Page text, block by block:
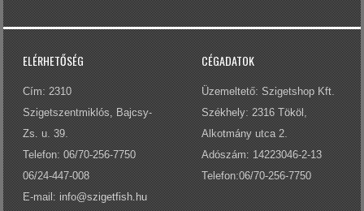
ELÉRHETŐSÉG
Cím: 2310
Szigetszentmiklós, Bajcsy-
Zs. u. 39.
Telefon: 06/70-256-7750
06/24-447-008
E-mail:info@szigetfish.hu
CÉGADATOK
Üzemeltető: Szigetshop Kft.
Székhely: 2316 Tököl,
Alkotmány utca 2.
Adószám: 14223046-2-13
Telefon:06/70-256-7750